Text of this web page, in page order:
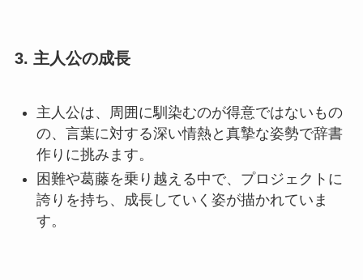
3. 主人公の成長
主人公は、周囲に馴染むのが得意ではないもの
の、言葉に対する深い情熱と真摯な姿勢で辞書
作りに挑みます。
困難や葛藤を乗り越える中で、プロジェクトに
誇りを持ち、成長していく姿が描かれていま
す。